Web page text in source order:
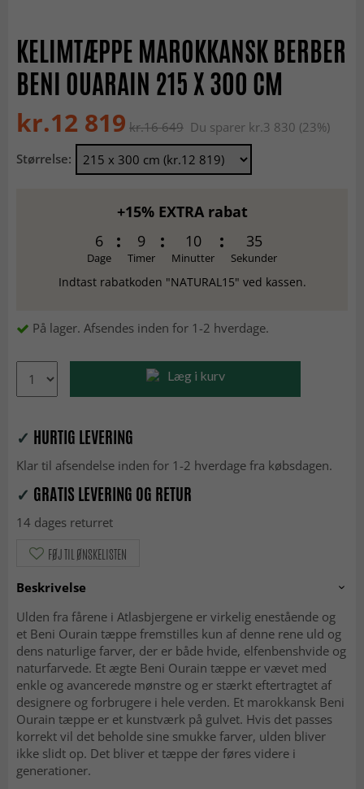
KELIMTÆPPE MAROKKANSK BERBER
BENI OUARAIN 215 X 300 CM
kr.12 819 kr.16 649 Du sparer kr.3 830 (23%)
Størrelse:
+15% EXTRA rabat
6
Dage
9
Timer
10
Minutter
34
Sekunder
Indtast rabatkoden "NATURAL15" ved kassen.
På lager. Afsendes inden for 1-2 hverdage.
Læg i kurv
✓ HURTIG LEVERING
Klar til afsendelse inden for 1-2 hverdage fra købsdagen.
✓ GRATIS LEVERING OG RETUR
14 dages returret
FØJ TIL ØNSKELISTEN
Beskrivelse
Ulden fra fårene i Atlasbjergene er virkelig enestående og
et Beni Ourain tæppe fremstilles kun af denne rene uld og
dens naturlige farver, der er både hvide, elfenbenshvide og
naturfarvede. Et ægte Beni Ourain tæppe er vævet med
enkle og avancerede mønstre og er stærkt eftertragtet af
designere og forbrugere i hele verden. Et marokkansk Beni
Ourain tæppe er et kunstværk på gulvet. Hvis det passes
korrekt vil det beholde sine smukke farver, ulden bliver
ikke slidt op. Det bliver et tæppe der føres videre i
generationer.